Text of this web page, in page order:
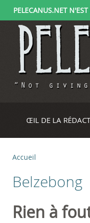
PELECANUS.NET
ŒIL DE LA
V
o
u
Accueil
Belzebong
Rien à